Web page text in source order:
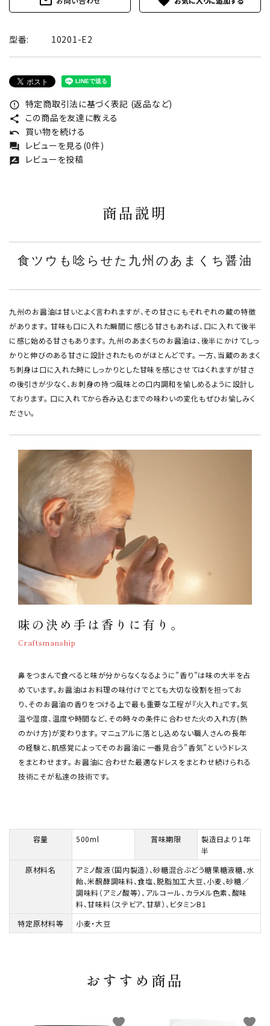
型番: 10201-E2
error_outline 特定商取引法に基づく表記 (返品など)
share この商品を友達に教える
undo 買い物を続ける
forum レビューを見る(0件)
rate_review レビューを投稿
商品説明
食ツウも唸らせた九州のあまくち醤油
九州のお醤油は甘いとよく言われますが、その甘さにもそれぞれの蔵の特徴
があります。 甘味も口に入れた瞬間に感じる甘さもあれば、口に入れて後半
に感じ始める甘さもあります。 九州のあまくちのお醤油は、後半にかけてしっ
かりと伸びのある甘さに設計されたものがほとんどです。 一方、当蔵のあまく
ち刺身は口に入れた時にしっかりとした甘味を感じさせてはくれますが甘さ
の後引きが少なく、お刺身の持つ風味との口内調和を愉しめるように設計し
ております。 口に入れてから呑み込むまでの味わいの変化もぜひお愉しみく
ださい。
味の決め手は香りに有り。
Craftsmanship
鼻をつまんで食べると味が分からなくなるように”香り”は味の大半を占
めています。お醤油はお料理の味付けでとても大切な役割を担ってお
り、そのお醤油の香りをつける上で最も重要な工程が『火入れ』です。気
温や湿度、温度や時間など、その時々の条件に合わせた火の入れ方(熱
のかけ方)が変わります。 マニュアルに落とし込めない職人さんの長年
の経験と、肌感覚によってそのお醤油に一番見合う”香気”というドレス
をまとわせます。 お醤油に合わせた最適なドレスをまとわせ続けられる
技術こそが私達の技術です。
容量 500ml 賞味期限
製造日より１年
半
原材料名
アミノ酸液（国内製造）、砂糖混合ぶどう糖果糖液糖、水
飴、米醗酵調味料、食塩、脱脂加工大豆、小麦、砂糖／
調味料（アミノ酸等）、アルコール、カラメル色素、酸味
料、甘味料（ステビア、甘草）、ビタミンB1
特定原材料等
小麦・大豆
おすすめ商品
favorite favorite